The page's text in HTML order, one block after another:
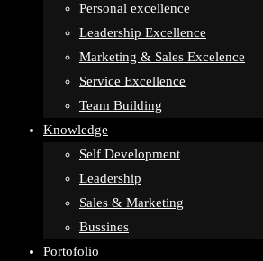
Personal excellence
Leadership Excellence
Marketing & Sales Excelence
Service Excellence
Team Building
Knowledge
Self Development
Leadership
Sales & Marketing
Bussines
Portofolio